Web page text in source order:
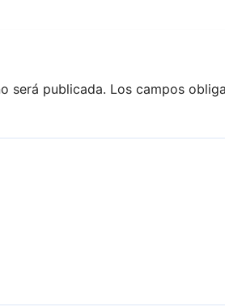
será publicada. Los campos